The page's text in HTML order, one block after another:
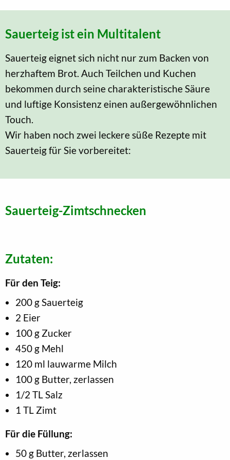
Sauerteig ist ein Multitalent
Sauerteig eignet sich nicht nur zum Backen von
herzhaftem Brot. Auch Teilchen und Kuchen
bekommen durch seine charakteristische Säure
und luftige Konsistenz einen außergewöhnlichen
Touch.
Wir haben noch zwei leckere süße Rezepte mit
Sauerteig für Sie vorbereitet:
Sauerteig-Zimtschnecken
Zutaten:
Für den Teig:
200 g Sauerteig
2 Eier
100 g Zucker
450 g Mehl
120 ml lauwarme Milch
100 g Butter, zerlassen
1/2 TL Salz
1 TL Zimt
Für die Füllung:
50 g Butter, zerlassen